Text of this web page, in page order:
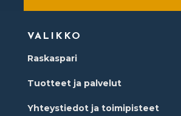
VALIKKO
Raskaspari
Tuotteet ja palvelut
Yhteystiedot ja toimipisteet